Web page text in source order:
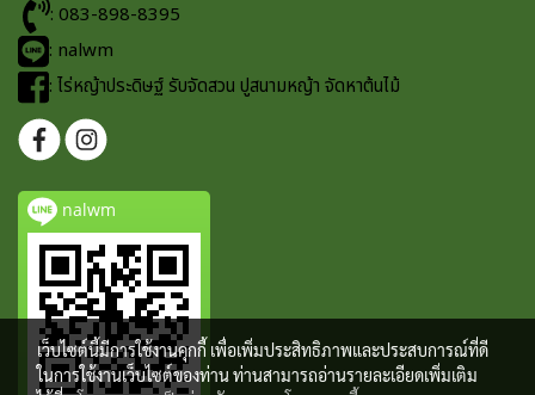
: 083-898-8395
: nalwm
: ไร่หญ้าประดิษฐ์ รับจัดสวน ปูสนามหญ้า จัดหาต้นไม้
nalwm
เว็บไซต์นี้มีการใช้งานคุกกี้ เพื่อเพิ่มประสิทธิภาพและประสบการณ์ที่ดี
ในการใช้งานเว็บไซต์ของท่าน ท่านสามารถอ่านรายละเอียดเพิ่มเติม